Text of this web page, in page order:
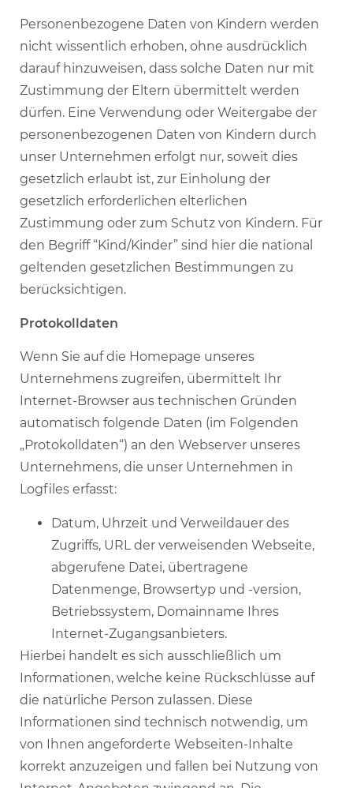
Personenbezogene Daten von Kindern werden
nicht wissentlich erhoben, ohne ausdrücklich
darauf hinzuweisen, dass solche Daten nur mit
Zustimmung der Eltern übermittelt werden
dürfen. Eine Verwendung oder Weitergabe der
personenbezogenen Daten von Kindern durch
unser Unternehmen erfolgt nur, soweit dies
gesetzlich erlaubt ist, zur Einholung der
gesetzlich erforderlichen elterlichen
Zustimmung oder zum Schutz von Kindern. Für
den Begriff “Kind/Kinder” sind hier die national
geltenden gesetzlichen Bestimmungen zu
berücksichtigen.
Protokolldaten
Wenn Sie auf die Homepage unseres
Unternehmens zugreifen, übermittelt Ihr
Internet-Browser aus technischen Gründen
automatisch folgende Daten (im Folgenden
„Protokolldaten“) an den Webserver unseres
Unternehmens, die unser Unternehmen in
Logfiles erfasst:
Datum, Uhrzeit und Verweildauer des
Zugriffs, URL der verweisenden Webseite,
abgerufene Datei, übertragene
Datenmenge, Browsertyp und -version,
Betriebssystem, Domainname Ihres
Internet-Zugangsanbieters.
Hierbei handelt es sich ausschließlich um
Informationen, welche keine Rückschlüsse auf
die natürliche Person zulassen. Diese
Informationen sind technisch notwendig, um
von Ihnen angeforderte Webseiten-Inhalte
korrekt anzuzeigen und fallen bei Nutzung von